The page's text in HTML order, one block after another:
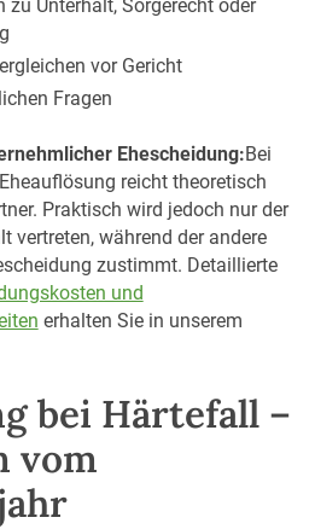
zu Unterhalt, Sorgerecht oder
vor Gericht
Fragen
Ehescheidung:Bei
reicht theoretisch
Praktisch wird jedoch nur der
vertreten, während der andere
zustimmt. Detaillierte
und
erhalten Sie in unserem
bei Härtefall –
vom